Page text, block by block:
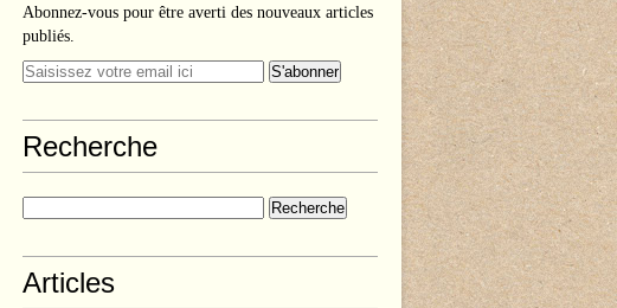
Abonnez-vous pour être averti des nouveaux articles
publiés.
Recherche
Articles